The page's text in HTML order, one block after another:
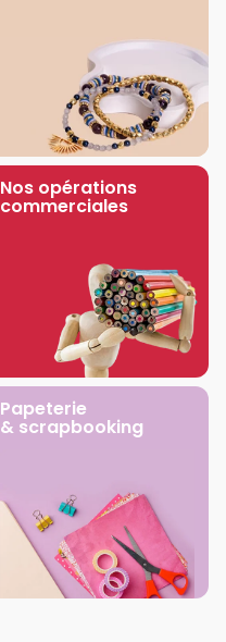
Nos opérations
commerciales
Papeterie
& scrapbooking